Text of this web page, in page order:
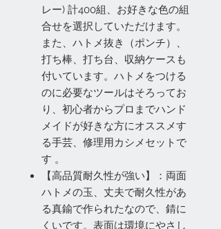
レー) 計400組、お好きな色の組
合せを選択していただけます。
また、ハトメ抜き（ポンチ）、
打ち棒、打ち台、収納ケースも
付いています。ハトメをつける
のに必要なツールはそろってお
り、初心者からプロまでハンド
メイドが好きな方にオススメす
る手芸、修理用カシメセットで
す 。
【高品質耐久性が強い】：両面
ハトメの玉、丈夫で耐久性があ
る真鍮で作られたなので、錆に
くいです。表面は環境にやさし